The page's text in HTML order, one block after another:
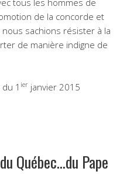
de la concorde et
sachions résister à la
de manière indigne de
1 ier janvier 2015
Québec…du Pape